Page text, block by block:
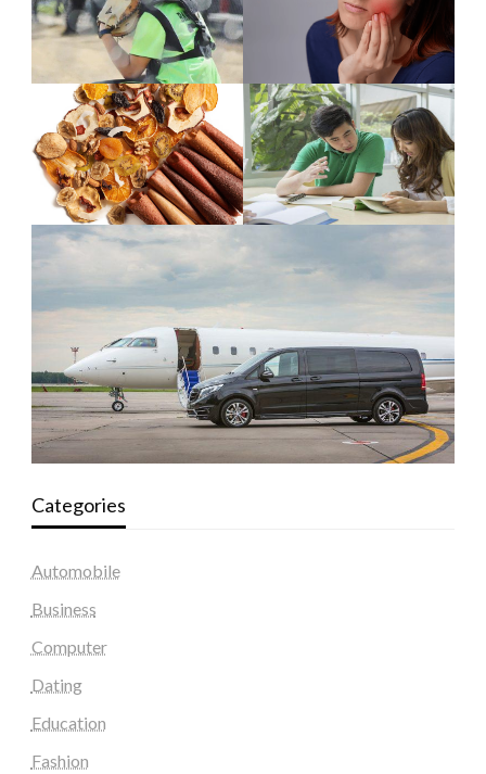
Categories
Automobile
Business
Computer
Dating
Education
Fashion